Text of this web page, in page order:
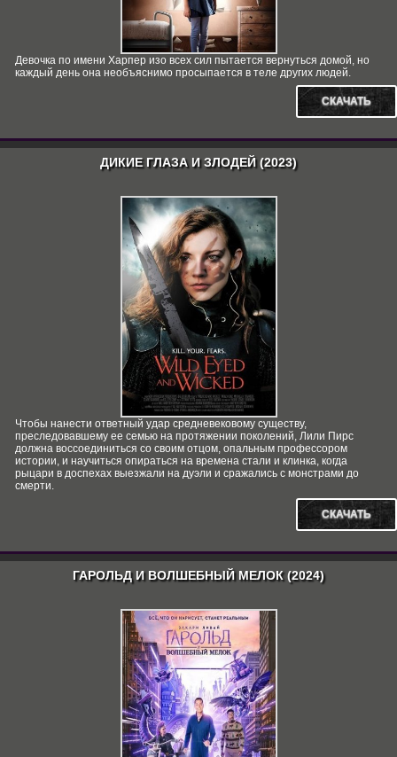
Девочка по имени Харпер изо всех сил пытается вернуться домой, но
каждый день она необъяснимо просыпается в теле других людей.
СКАЧАТЬ
ДИКИЕ ГЛАЗА И ЗЛОДЕЙ (2023)
Чтобы нанести ответный удар средневековому существу,
преследовавшему ее семью на протяжении поколений, Лили Пирс
должна воссоединиться со своим отцом, опальным профессором
истории, и научиться опираться на времена стали и клинка, когда
рыцари в доспехах выезжали на дуэли и сражались с монстрами до
смерти.
СКАЧАТЬ
ГАРОЛЬД И ВОЛШЕБНЫЙ МЕЛОК (2024)